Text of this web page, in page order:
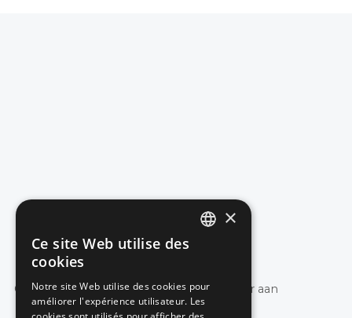
Geen blog artikels gevonden, pas de filter aan
×
Ce site Web utilise des
cookies
Notre site Web utilise des cookies pour
améliorer l'expérience utilisateur. Les